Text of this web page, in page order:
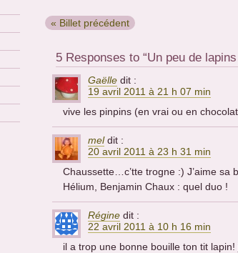
« Billet précédent
5 Responses to “Un peu de
Gaëlle dit :
19 avril 2011 à 21 h 07 min
vive les pinpins (en vrai ou en
mel dit :
20 avril 2011 à 23 h 31 min
Chaussette…c’tte trogne :) J’aime sa
Hélium, Benjamin Chaux : quel duo !
Régine dit :
22 avril 2011 à 10 h 16 min
il a trop une bonne bouille ton tit